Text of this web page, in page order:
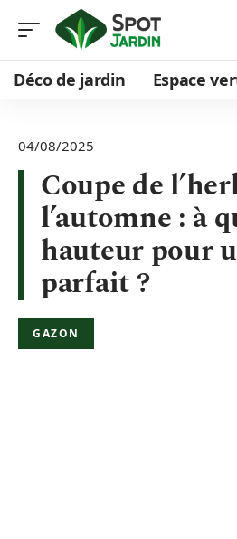
Déco de jardin Espace
04/08/2025
Coupe de
l’automne : à
hauteur pour
parfait ?
GAZON